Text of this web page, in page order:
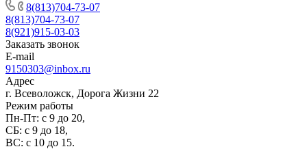
8(813)704-73-07
8(813)704-73-07
8(921)915-03-03
Заказать звонок
E-mail
9150303@inbox.ru
Адрес
г. Всеволожск, Дорога Жизни 22
Режим работы
Пн-Пт: с 9 до 20,
СБ: с 9 до 18,
ВС: с 10 до 15.